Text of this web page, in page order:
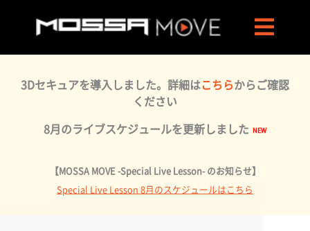
3Dセキュアを導入しました。詳細はこちらからご確認
ください
8月のライブスケジュールを更新しました
【MOSSA MOVE -Special Live Lesson- のお知らせ】
Special Live Lesson 8月のスケジュールはこちら